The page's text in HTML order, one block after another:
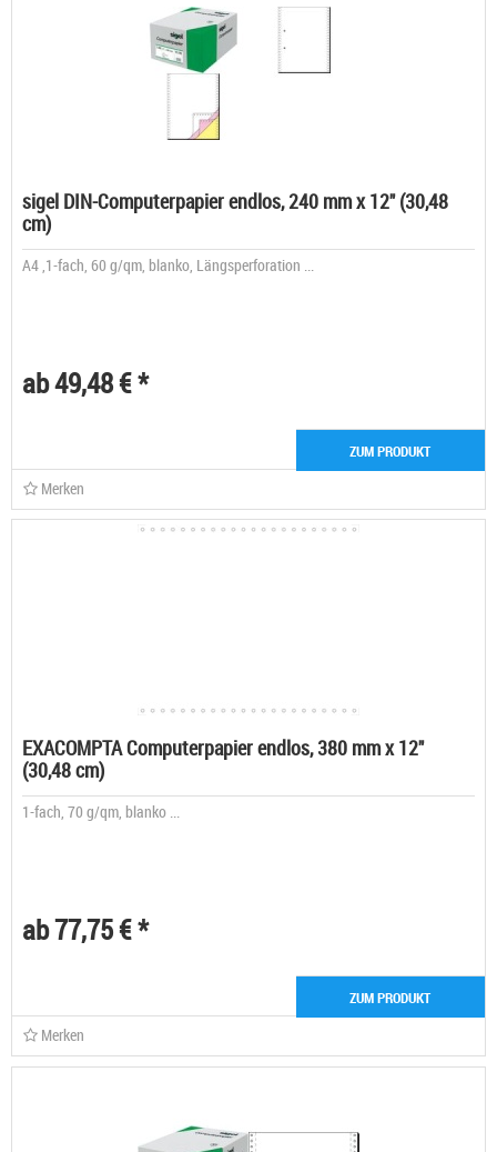
sigel DIN-Computerpapier endlos, 240 mm x 12" (30,48
cm)
A4 ,1-fach, 60 g/qm, blanko, Längsperforation ...
ab 49,48 € *
ZUM PRODUKT
Merken
EXACOMPTA Computerpapier endlos, 380 mm x 12"
(30,48 cm)
1-fach, 70 g/qm, blanko ...
ab 77,75 € *
ZUM PRODUKT
Merken